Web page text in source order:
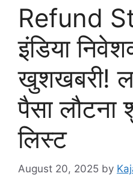
Refund
इंडिया
खुशखबरी!
पैसा
लिस्ट
August 20, 2025 by